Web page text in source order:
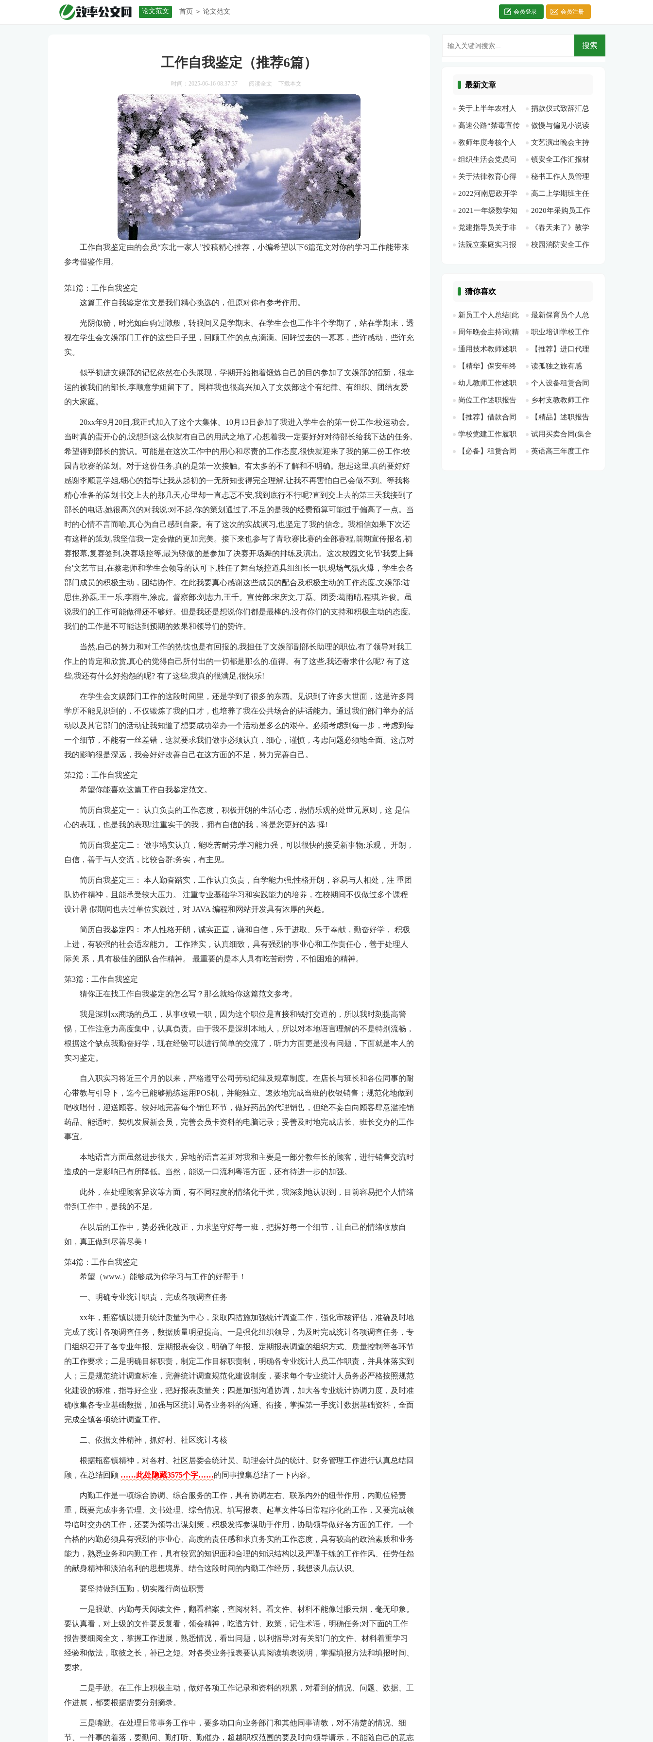
论文范文 首页 > 论文范文 会员登录 会员注册
工作自我鉴定（推荐6篇）
时间：2025-06-16 08:37:37 阅读全文 下载本文
工作自我鉴定由的会员“东北一家人”投稿精心推荐，小编希望以下6篇范文对你的学习工作能带来
参考借鉴作用。
第1篇：工作自我鉴定
这篇工作自我鉴定范文是我们精心挑选的，但原对你有参考作用。
光阴似箭，时光如白驹过隙般，转眼间又是学期末。在学生会也工作半个学期了，站在学期末，透
视在学生会文娱部门工作的这些日子里，回顾工作的点点滴滴。回眸过去的一幕幕，些许感动，些许充
实。
似乎初进文娱部的记忆依然在心头展现，学期开始抱着锻炼自己的目的参加了文娱部的招新，很幸
运的被我们的部长,李顺意学姐留下了。同样我也很高兴加入了文娱部这个有纪律、有组织、团结友爱
的大家庭。
20xx年9月20日,我正式加入了这个大集体。10月13日参加了我进入学生会的第一份工作:校运动会。
当时真的蛮开心的,没想到这么快就有自己的用武之地了,心想着我一定要好好对待部长给我下达的任务,
希望得到部长的赏识。可能是在这次工作中的用心和尽责的工作态度,很快就迎来了我的第二份工作:校
园青歌赛的策划。对于这份任务,真的是第一次接触。有太多的不了解和不明确。想起这里,真的要好好
感谢李顺意学姐,细心的指导让我从起初的一无所知变得完全理解,让我不再害怕自己会做不到。等我将
精心准备的策划书交上去的那几天,心里却一直忐忑不安,我到底行不行呢?直到交上去的第三天我接到了
部长的电话,她很高兴的对我说:对不起,你的策划通过了,不足的是我的经费预算可能过于偏高了一点。当
时的心情不言而喻,真心为自己感到自豪。有了这次的实战演习,也坚定了我的信念。我相信如果下次还
有这样的策划,我坚信我一定会做的更加完美。接下来也参与了青歌赛比赛的全部赛程,前期宣传报名,初
赛报幕,复赛签到,决赛场控等,最为骄傲的是参加了决赛开场舞的排练及演出。这次校园文化节'我要上舞
台'文艺节目,在蔡老师和学生会领导的认可下,胜任了舞台场控道具组组长一职,现场气氛火爆，学生会各
部门成员的积极主动，团结协作。在此我要真心感谢这些成员的配合及积极主动的工作态度,文娱部:陆
思佳,孙磊,王一乐,李雨生,涂虎。督察部:刘志力,王千。宣传部:宋庆文,丁磊。团委:葛雨晴,程琪,许俊。虽
说我们的工作可能做得还不够好。但是我还是想说你们都是最棒的,没有你们的支持和积极主动的态度,
我们的工作是不可能达到预期的效果和领导们的赞许。
当然,自己的努力和对工作的热忱也是有回报的,我担任了文娱部副部长助理的职位,有了领导对我工
作上的肯定和欣赏,真心的觉得自己所付出的一切都是那么的.值得。有了这些,我还奢求什么呢? 有了这
些,我还有什么好抱怨的呢? 有了这些,我真的很满足,很快乐!
在学生会文娱部门工作的这段时间里，还是学到了很多的东西。见识到了许多大世面，这是许多同
学所不能见识到的，不仅锻炼了我的口才，也培养了我在公共场合的讲话能力。通过我们部门举办的活
动以及其它部门的活动让我知道了想要成功举办一个活动是多么的艰辛。必须考虑到每一步，考虑到每
一个细节，不能有一丝差错，这就要求我们做事必须认真，细心，谨慎，考虑问题必须地全面。这点对
我的影响很是深远，我会好好改善自己在这方面的不足，努力完善自己。
第2篇：工作自我鉴定
希望你能喜欢这篇工作自我鉴定范文。
简历自我鉴定一： 认真负责的工作态度，积极开朗的生活心态，热情乐观的处世元原则，这 是信
心的表现，也是我的表现!注重实干的我，拥有自信的我，将是您更好的选 择!
简历自我鉴定二： 做事塌实认真，能吃苦耐劳;学习能力强，可以很快的接受新事物;乐观， 开朗，
自信，善于与人交流，比较合群;务实，有主见。
简历自我鉴定三： 本人勤奋踏实，工作认真负责，自学能力强;性格开朗，容易与人相处，注 重团
队协作精神，且能承受较大压力。 注重专业基础学习和实践能力的培养，在校期间不仅做过多个课程
设计暑 假期间也去过单位实践过，对 JAVA 编程和网站开发具有浓厚的兴趣。
简历自我鉴定四： 本人性格开朗，诚实正直，谦和自信，乐于进取、乐于奉献，勤奋好学， 积极
上进，有较强的社会适应能力。 工作踏实，认真细致，具有强烈的事业心和工作责任心，善于处理人
际关 系，具有极佳的团队合作精神。 最重要的是本人具有吃苦耐劳，不怕困难的精神。
第3篇：工作自我鉴定
猜你正在找工作自我鉴定的怎么写？那么就给你这篇范文参考。
我是深圳xx商场的员工，从事收银一职，因为这个职位是直接和钱打交道的，所以我时刻提高警
惕，工作注意力高度集中，认真负责。由于我不是深圳本地人，所以对本地语言理解的不是特别流畅，
根据这个缺点我勤奋好学，现在经验可以进行简单的交流了，听力方面更是没有问题，下面就是本人的
实习鉴定。
自入职实习将近三个月的以来，严格遵守公司劳动纪律及规章制度。在店长与班长和各位同事的耐
心带教与引导下，迄今已能够熟练运用POS机，并能独立、速效地完成当班的收银销售；规范化地做到
唱收唱付，迎送顾客。较好地完善每个销售环节，做好药品的代理销售，但绝不妄自向顾客肆意滥推销
药品。能适时、契机发展新会员，完善会员卡资料的电脑记录；妥善及时地完成店长、班长交办的工作
事宜。
本地语言方面虽然进步很大，异地的语言差距对我和主要是一部分教年长的顾客，进行销售交流时
造成的一定影响已有所降低。当然，能说一口流利粤语方面，还有待进一步的加强。
此外，在处理顾客异议等方面，有不同程度的情绪化干扰，我深刻地认识到，目前容易把个人情绪
带到工作中，是我的不足。
在以后的工作中，势必强化改正，力求坚守好每一班，把握好每一个细节，让自己的情绪收放自
如，真正做到尽善尽美！
第4篇：工作自我鉴定
希望（www.）能够成为你学习与工作的好帮手！
一、明确专业统计职责，完成各项调查任务
xx年，瓶窑镇以提升统计质量为中心，采取四措施加强统计调查工作，强化审核评估，准确及时地
完成了统计各项调查任务，数据质量明显提高。一是强化组织领导，为及时完成统计各项调查任务，专
门组织召开了各专业年报、定期报表会议，明确了年报、定期报表调查的组织方式、质量控制等各环节
的工作要求；二是明确目标职责，制定工作目标职责制，明确各专业统计人员工作职责，并具体落实到
人；三是规范统计调查标准，完善统计调查规范化建设制度，要求每个专业统计人员务必严格按照规范
化建设的标准，指导好企业，把好报表质量关；四是加强沟通协调，加大各专业统计协调力度，及时准
确收集各专业基础数据，加强与区统计局各业务科的沟通、衔接，掌握第一手统计数据基础资料，全面
完成全镇各项统计调查工作。
二、依据文件精神，抓好村、社区统计考核
根据瓶窑镇精神，对各村、社区居委会统计员、助理会计员的统计、财务管理工作进行认真总结回
顾，在总结回顾 ……此处隐藏3575个字……的同事搜集总结了一下内容。
内勤工作是一项综合协调、综合服务的工作，具有协调左右、联系内外的纽带作用，内勤位轻责
重，既要完成事务管理、文书处理、综合情况、填写报表、起草文件等日常程序化的工作，又要完成领
导临时交办的工作，还要为领导出谋划策，积极发挥参谋助手作用，协助领导做好各方面的工作。一个
合格的内勤必须具有强烈的事业心、高度的责任感和求真务实的工作态度，具有较高的政治素质和业务
能力，熟悉业务和内勤工作，具有较宽的知识面和合理的知识结构以及严谨干练的工作作风、任劳任怨
的献身精神和淡泊名利的思想境界。结合这段时间的内勤工作经历，我想谈几点认识。
要坚持做到五勤，切实履行岗位职责
一是眼勤。内勤每天阅读文件，翻看档案，查阅材料。看文件、材料不能像过眼云烟，毫无印象。
要认真看，对上级的文件要反复看，领会精神，吃透方针、政策，记住术语，明确任务;对下面的工作
报告要细阅全文，掌握工作进展，熟悉情况，看出问题，以利指导;对有关部门的文件、材料着重学习
经验和做法，取彼之长，补已之短。对各类业务报表要认真阅读填表说明，掌握填报方法和填报时间、
要求。
二是手勤。在工作上积极主动，做好各项工作记录和资料的积累，对看到的情况、问题、数据、工
作进展，都要根据需要分别摘录。
三是嘴勤。在处理日常事务工作中，要多动口向业务部门和其他同事请教，对不清楚的情况、细
节、一件事的着落，要勤问、勤打听、勤催办，超越职权范围的要及时向领导请示，不能随自己的意志
最新文章
关于上半年农村人
居环境环境整治工作
总结暨第二季度检查
情况的通报[此文共
2657字]
捐款仪式致辞汇总
合集[此文共3420字]
高速公路“禁毒宣传
月”活动总结[此文共
710字]
傲慢与偏见小说读
后感[此文共3257字]
教师年度考核个人
总结德能勤绩多篇
[此文共5708字]
文艺演出晚会主持
词[此文共7760字]
组织生活会党员问
题清单[此文共1257
字]
镇安全工作汇报材
料(精选多篇)[此文共
6848字]
关于法律教育心得
体会[此文共4120字]
秘书工作人员管理
规定[此文共958字]
2022河南思政开学
第一课观后感通用多
篇[此文共3687字]
高二上学期班主任
工作计划900字[此文
共8385字]
2021一年级数学知
识点[此文共1082字]
2020年采购员工作
总结[此文共7684字]
党建指导员关于非
公党建工作个人总结
《春天来了》教学
反思[此文共1847字]
法院立案庭实习报 校园消防安全工作
猜你喜欢
新员工个人总结[此
文共2583字]
最新保育员个人总
结[此文共13753字]
周年晚会主持词(精
选多篇)[此文共6910
字]
职业培训学校工作
总结3篇[此文共5333
字]
通用技术教师述职
报告[此文共3478字]
【推荐】进口代理
合同[此文共22060
字]
【精华】保安年终
总结5篇[此文共8559
字]
读孤独之旅有感
（通用4篇）[此文共
2999字]
幼儿教师工作述职
报告汇编5篇[此文共
7507字]
个人设备租赁合同
(12篇)[此文共18318
字]
岗位工作述职报告
集合15篇[此文共
24405字]
乡村支教教师工作
总结[此文共4990字]
【推荐】借款合同
范文汇编十篇[此文
共25213字]
【精品】述职报告
范文10篇[此文共
12939字]
学校党建工作履职
情况述职报告[此文
试用买卖合同(集合
15篇)[此文共13446
【必备】租赁合同 英语高三年度工作